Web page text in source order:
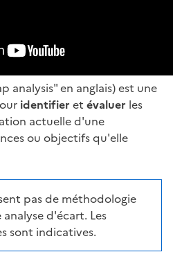
analysis" en anglais) est une
identifier et évaluer les
actuelle d'une
ou objectifs qu'elle
pas de méthodologie
d'écart. Les
sont indicatives.